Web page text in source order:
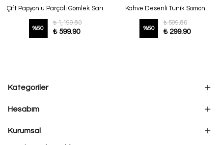
Çift Papyonlu Parçalı Gömlek Sarı
%50
₺ 1,199.80
₺ 599.90
Kahve Desenli Tunik Somon
%50
₺ 599.80
₺ 299.90
Kategoriler
Hesabım
Kurumsal